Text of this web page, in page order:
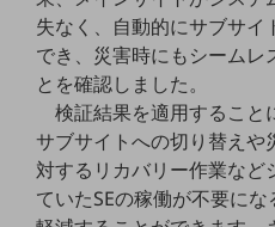
運用保守・故障紛失サポート
回線・ネットワーク
お手続き
失なく、自動的にサブサ
でき、災害時にもシームレ
とを確認しました。
検証結果を適用すること
サブサイトへの切り替えや
対するリカバリー作業など
ていたSEの稼働が不要に